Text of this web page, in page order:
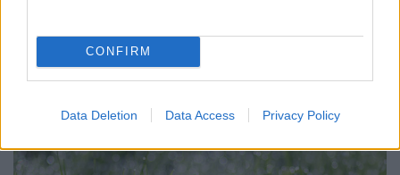
CONFIRM
Data Deletion Data Access Privacy Policy
anyanyelvünket? Krisztus…